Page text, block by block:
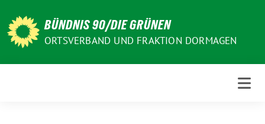
zum
Inhalt
BÜNDNIS 90/DIE GRÜNEN
ORTSVERBAND UND FRAKTION DORMAGEN